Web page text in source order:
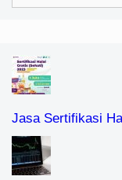
Jasa Sertifikasi